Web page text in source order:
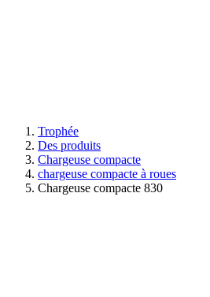
Trophée
Des produits
Chargeuse compacte
chargeuse compacte à roues
Chargeuse compacte 830